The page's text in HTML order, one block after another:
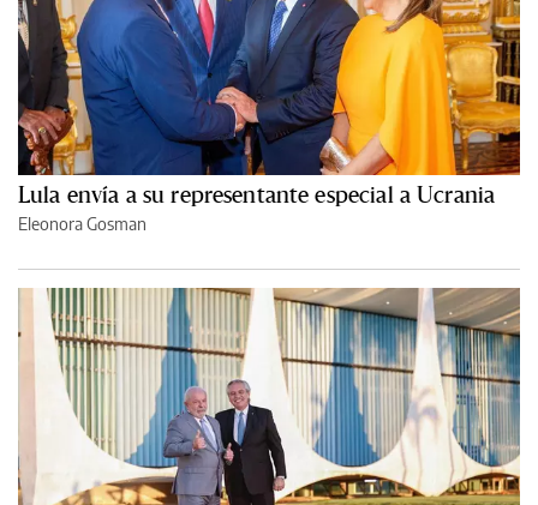
Lula envía a su representante especial a Ucrania
Eleonora Gosman